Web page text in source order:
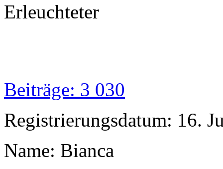
Erleuchteter
Beiträge: 3 030
Registrierungsdatum: 16.
Name: Bianca